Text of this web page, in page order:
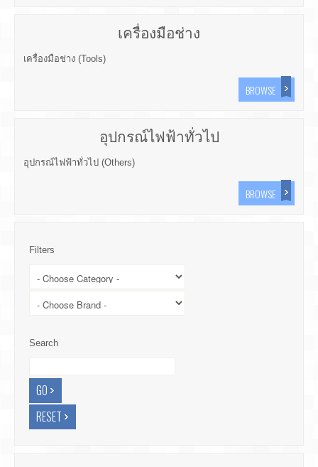
เครื่องมือช่าง
เครื่องมือช่าง (Tools)
BROWSE
อุปกรณ์ไฟฟ้าทั่วไป
อุปกรณ์ไฟฟ้าทั่วไป (Others)
BROWSE
Filters
Search